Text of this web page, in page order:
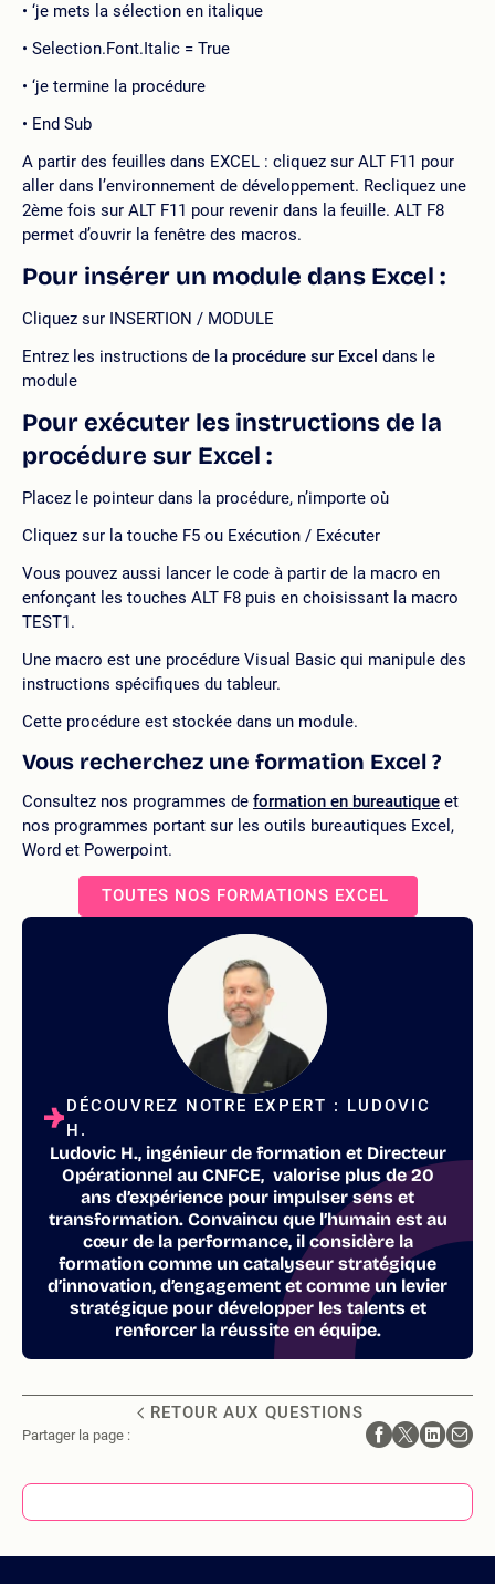
‘je mets la sélection en italique
Selection.Font.Italic = True
‘je termine la procédure
End Sub
A partir des feuilles dans EXCEL : cliquez sur ALT F11 pour
aller dans l’environnement de développement. Recliquez une
2ème fois sur ALT F11 pour revenir dans la feuille. ALT F8
permet d’ouvrir la fenêtre des macros.
Pour insérer un module dans Excel :
Cliquez sur INSERTION / MODULE
Entrez les instructions de la procédure sur Excel dans le
module
Pour exécuter les instructions de la
procédure sur Excel :
Placez le pointeur dans la procédure, n’importe où
Cliquez sur la touche F5 ou Exécution / Exécuter
Vous pouvez aussi lancer le code à partir de la macro en
enfonçant les touches ALT F8 puis en choisissant la macro
TEST1.
Une macro est une procédure Visual Basic qui manipule des
instructions spécifiques du tableur.
Cette procédure est stockée dans un module.
Vous recherchez une formation Excel ?
Consultez nos programmes de formation en bureautique et
nos programmes portant sur les outils bureautiques Excel,
Word et Powerpoint.
TOUTES NOS FORMATIONS EXCEL
DÉCOUVREZ NOTRE EXPERT : LUDOVIC
H.
Ludovic H., ingénieur de formation et Directeur
Opérationnel au CNFCE, valorise plus de 20
ans d’expérience pour impulser sens et
transformation. Convaincu que l’humain est au
cœur de la performance, il considère la
formation comme un catalyseur stratégique
d’innovation, d’engagement et comme un levier
stratégique pour développer les talents et
renforcer la réussite en équipe.
RETOUR AUX QUESTIONS
Partager la page :